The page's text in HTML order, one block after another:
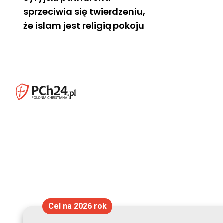
sprzeciwia się twierdzeniu,
że islam jest religią pokoju
Cel na 2026 rok